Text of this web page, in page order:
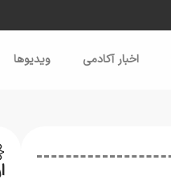
اخبار آکادمی ویدیو‌ها